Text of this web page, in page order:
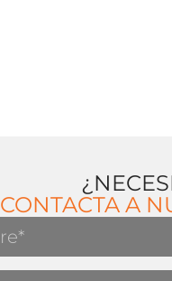
CONTACTA A